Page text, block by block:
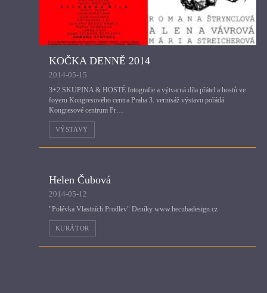
KOČKA DENNĚ 2014
2014-05-15
3+2.SKUPINA & HOSTÉ fotografie a výtvarná díla přátel a hostů ve
foyeru Kongresového centra Praha 3. vernisáž výstavu pořádá
Kongresové centrum Pr…
VÝSTAVY
Helen Čubová
2014-05-12
"Polévka Vlastních Prodlev" Deníky www.hecubadesign.cz
KURÁTOR